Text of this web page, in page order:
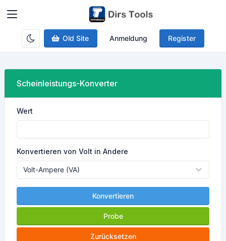
Old Site Anmeldung Register
Scheinleistungs-Konverter
Wert
Konvertieren von Volt in Andere
Konvertieren
Probe
Zurücksetzen